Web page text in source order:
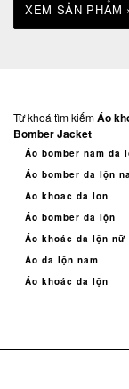
XEM SẢN PHẨM
Từ khoá tìm kiếmÁo
Bomber Jacket
Áo bomber nam da
Áo bomber da lộn
Ao khoac da lon
Áo bomber da lộn
Áo khoác da lộn nữ
Áo da lộn nam
Áo khoác da lộn